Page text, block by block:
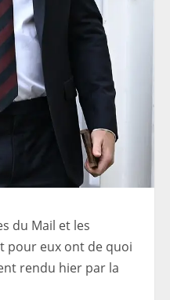
du Mail et les
pour eux ont de quoi
rendu hier par la